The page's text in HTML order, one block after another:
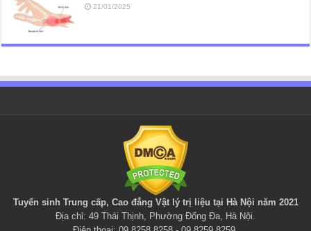
21/01/2025
Tuyển sinh Trung cấp, Cao đẳng Vật lý trị liệu tại Hà Nội năm 2021
Địa chỉ: 49 Thái Thịnh, Phường Đống Đa, Hà Nội.